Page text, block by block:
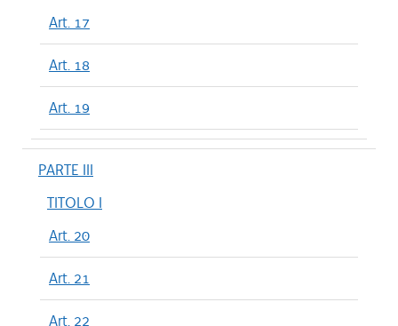
Art. 17
Art. 18
Art. 19
PARTE III
TITOLO I
Art. 20
Art. 21
Art. 22